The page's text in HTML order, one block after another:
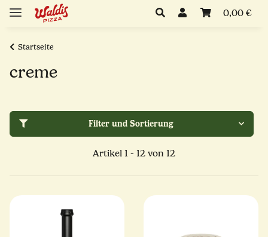
0,00 €
Startseite
creme
Filter und Sortierung
Artikel 1 - 12 von 12